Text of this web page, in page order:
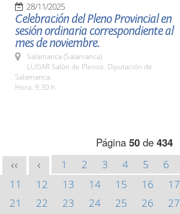
28/11/2025
Celebración del Pleno Provincial en
sesión ordinaria correspondiente al
mes de noviembre.
Salamanca (Salamanca)
LUGAR Salón de Plenos. Diputación de
Salamanca.
Hora: 9,30 h.
Página 50 de 434
<< < 1 2 3 4 5 6
11
12 13 14 15 16 17
21
22 23 24 25 26 27